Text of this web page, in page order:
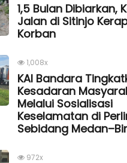
1,5 Bulan Dibiarkan,
Jalan di Sitinjo
Korban
1,008x
KAI Bandara
Kesadaran
Melalui Sosialisasi
Keselamatan di
Sebidang
972x